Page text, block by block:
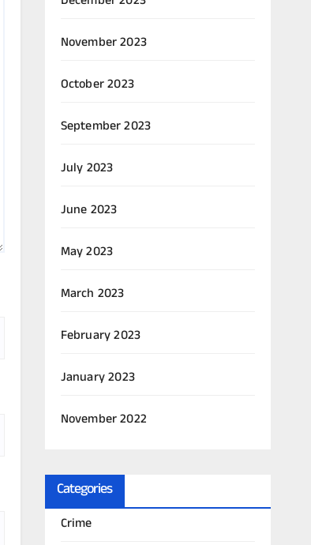
November 2023
October 2023
September 2023
July 2023
June 2023
May 2023
March 2023
February 2023
January 2023
November 2022
Categories
Crime